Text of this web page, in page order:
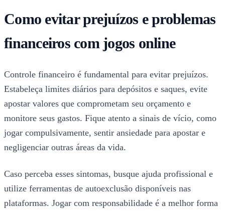
Como evitar prejuízos e problemas
financeiros com jogos online
Controle financeiro é fundamental para evitar prejuízos.
Estabeleça limites diários para depósitos e saques, evite
apostar valores que comprometam seu orçamento e
monitore seus gastos. Fique atento a sinais de vício, como
jogar compulsivamente, sentir ansiedade para apostar e
negligenciar outras áreas da vida.
Caso perceba esses sintomas, busque ajuda profissional e
utilize ferramentas de autoexclusão disponíveis nas
plataformas. Jogar com responsabilidade é a melhor forma